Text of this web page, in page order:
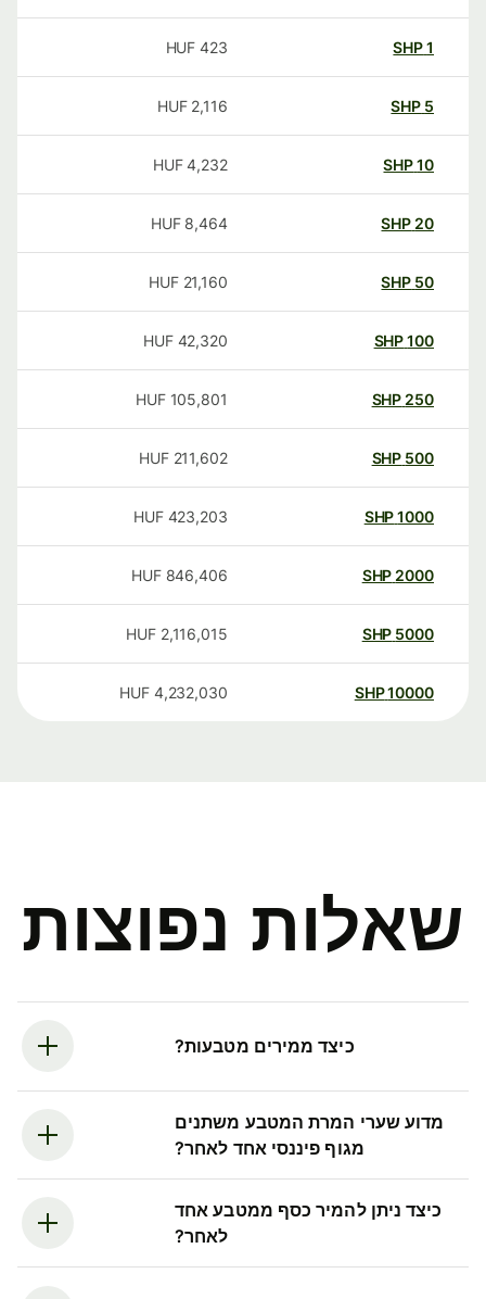
SHP
423
HUF
SHP
2,116
HUF
SHP
4,232
HUF
20
SHP
8,464
HUF
50
SHP
21,160
HUF
100
SHP
42,320
HUF
250
SHP
105,801
HUF
500
SHP
211,602
HUF
1000
SHP
423,203
HUF
2000
SHP
846,406
HUF
5000
SHP
2,116,015
HUF
10000
SHP
4,232,030
HUF
שאלות נפוצות
כיצד ממירים מטבעות?
מדוע שערי המרת המטבע משתנים
מגוף פיננסי אחד לאחר?
כיצד ניתן להמיר כסף ממטבע אחד
לאחר?